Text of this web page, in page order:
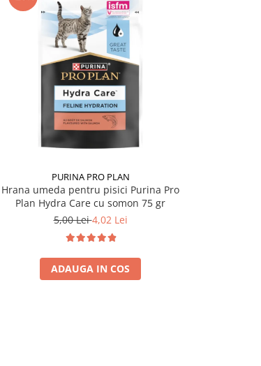
PURINA PRO PLAN
Hrana umeda pentru pisici Purina Pro
Plan Hydra Care cu somon 75 gr
5,00 Lei4,02 Lei
ADAUGA IN COS